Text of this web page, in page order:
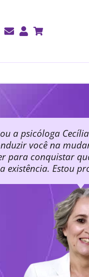
a psicóloga
você na
para conquistar
existência. Estou